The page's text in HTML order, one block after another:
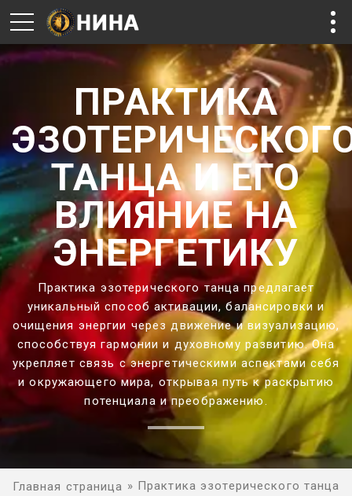
ПРАКТИКА
ТАНЦА И ЕГО
ВЛИЯНИЕ НА
ЭНЕРГЕТИКУ
Практика эзотерического танца предлагает
уникальный способ активации, балансировки и
очищения энергии через движение и визуализацию,
способствуя гармонии и духовному развитию. Она
укрепляет связь с энергетическими аспектами себя
и окружающего мира, открывая путь к раскрытию
потенциала и преображению.
Главная страница » Практика эзотерического танца